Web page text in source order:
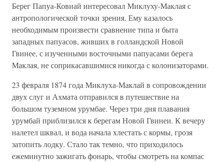
Берег Папуа-Ковиай интересовал Миклуху-Маклая с
антропологической точки зрения. Ему казалось
необходимым произвести сравнение типа и быта
западных папуасов, живших в голландской Новой
Гвинее, с изученными восточными папуасами берега
Маклая, не соприкасавшимися никогда с колонизаторами.
23 февраля 1874 года Миклуха-Маклай в сопровождении
двух слуг и Ахмата отправился в путешествие на
большом туземном урумбае. Через три дня плавания
урумбай приблизился к берегам Новой Гвинеи. К вечеру
налетел шквал, и вода начала хлестать с кормы, грозя
затопить лодку. Стало так темно, что приходилось
ежеминутно зажигать фонарь, чтобы смотреть на компас